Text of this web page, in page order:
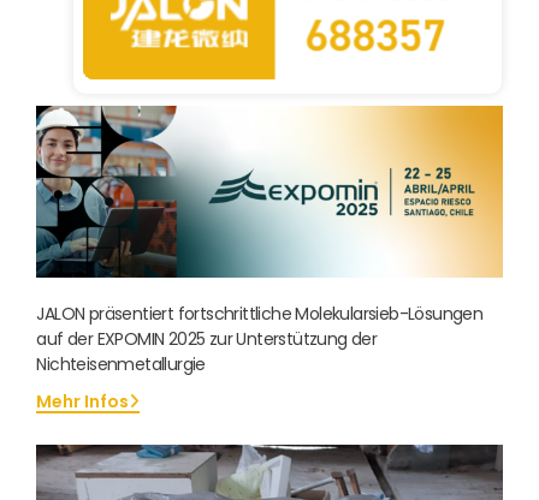
JALON präsentiert fortschrittliche Molekularsieb-Lösungen
auf der EXPOMIN 2025 zur Unterstützung der
Nichteisenmetallurgie
Mehr Infos